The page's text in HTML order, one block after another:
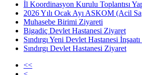
İl Koordinasyon Kurulu Toplantısı
2026 Yılı Ocak Ayı ASKOM (Acil
Muhasebe Birimi Ziyareti
Bigadiç Devlet Hastanesi Ziyaret
Sındırgı Yeni Devlet Hastanesi
Sındırgı Devlet Hastanesi Ziyaret
<<